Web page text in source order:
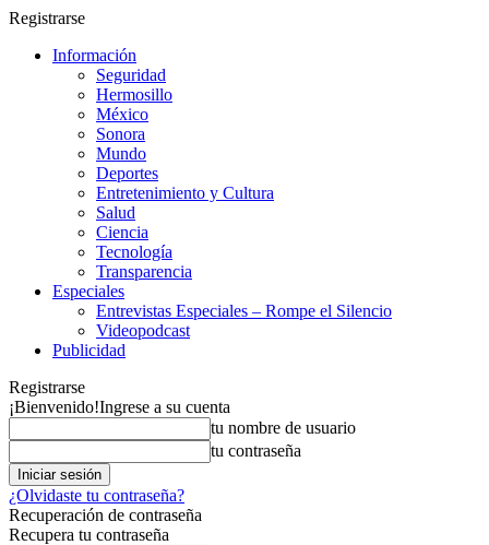
Registrarse
Información
Seguridad
Hermosillo
México
Sonora
Mundo
Deportes
Entretenimiento y Cultura
Salud
Ciencia
Tecnología
Transparencia
Especiales
Entrevistas Especiales – Rompe el Silencio
Videopodcast
Publicidad
Registrarse
¡Bienvenido!Ingrese a su cuenta
tu nombre de usuario
tu contraseña
¿Olvidaste tu contraseña?
Recuperación de contraseña
Recupera tu contraseña